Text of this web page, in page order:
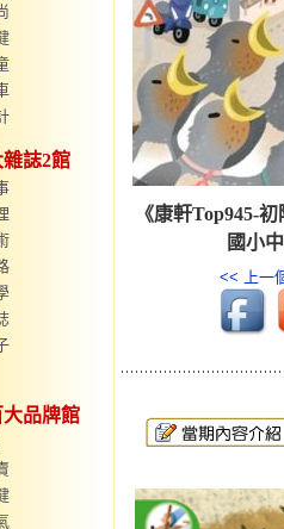
雜誌2館
品牌館
《康軒Top945-
國小
<< 上一